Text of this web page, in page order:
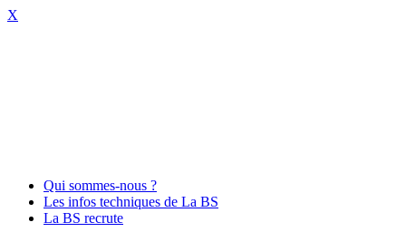
X
Qui sommes-nous ?
Les infos techniques de La BS
La BS recrute